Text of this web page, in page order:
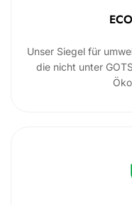
Unser Siegel für
die nicht unter